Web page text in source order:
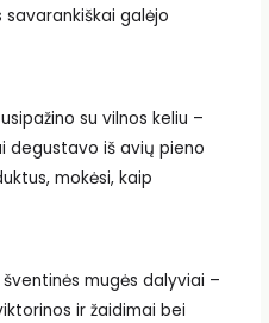
galėjo
su vilnos keliu –
degustavo iš avių pieno
mokėsi, kaip
mugės dalyviai –
ir žaidimai bei